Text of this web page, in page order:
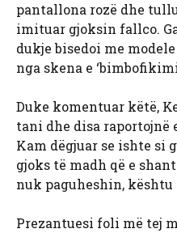
pantallona rozë dhe
imituar gjoksin fallco.
dukje bisedoi me
nga skena e
Duke komentuar këtë,
tani dhe disa raportojnë
Kam dëgjuar se ishte si
gjoks të madh që e
nuk paguheshin, kështu
Prezantuesi foli më tej